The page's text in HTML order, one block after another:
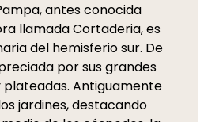
antes conocida
llamada Cortaderia, es
del hemisferio sur. De
por sus grandes
plateadas. Antiguamente
jardines, destacando